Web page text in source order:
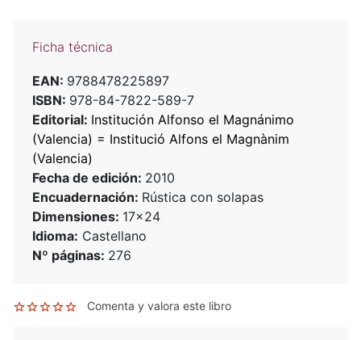
Ficha técnica
EAN: 9788478225897
ISBN: 978-84-7822-589-7
Editorial: Institución Alfonso el Magnánimo
(Valencia) = Institució Alfons el Magnànim
(Valencia)
Fecha de edición: 2010
Encuadernación: Rústica con solapas
Dimensiones: 17x24
Idioma: Castellano
Nº páginas: 276
Comenta y valora este libro